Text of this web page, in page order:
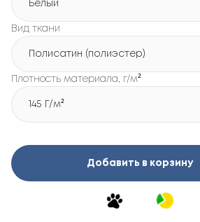
Белый
Вид ткани
Полисатин (полиэстер)
Плотность материала, г/м²
145 Г/м²
Добавить в корзину